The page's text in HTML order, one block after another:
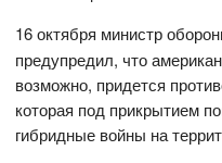
16 октября министр
предупредил, что
возможно, придется
которая под прикрытием
гибридные войны на